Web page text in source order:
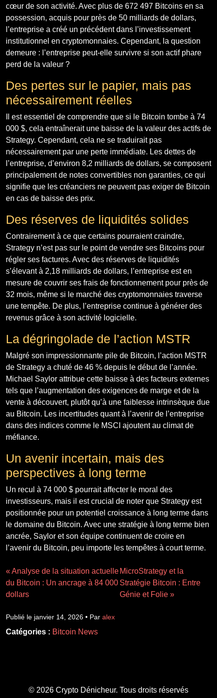
cœur de son activité. Avec plus de 672 497 Bitcoins en sa
possession, acquis pour près de 50 milliards de dollars,
l’entreprise a créé un précédent dans l’investissement
institutionnel en cryptomonnaies. Cependant, la question
demeure : l’entreprise peut-elle survivre si son actif phare
perd de la valeur ?
Des pertes sur le papier, mais pas
nécessairement réelles
Il est essentiel de comprendre que si le Bitcoin tombe à 74
000 $, cela entraînerait une baisse de la valeur des actifs de
Strategy. Cependant, cela ne se traduirait pas
nécessairement par une perte immédiate. Les dettes de
l’entreprise, d’environ 8,2 milliards de dollars, se composent
principalement de notes convertibles non garanties, ce qui
signifie que les créanciers ne peuvent pas exiger de Bitcoin
en cas de baisse des prix.
Des réserves de liquidités solides
Contrairement à ce que certains pourraient craindre,
Strategy n’est pas sur le point de vendre ses Bitcoins pour
régler ses factures. Avec des réserves de liquidités
s’élevant à 2,18 milliards de dollars, l’entreprise est en
mesure de couvrir ses frais de fonctionnement pour près de
32 mois, même si le marché des cryptomonnaies traverse
une tempête. De plus, l’entreprise continue à générer des
revenus grâce à son activité logicielle.
La dégringolade de l’action MSTR
Malgré son impressionnante pile de Bitcoin, l’action MSTR
de Strategy a chuté de 46 % depuis le début de l’année.
Michael Saylor attribue cette baisse à des facteurs externes
tels que l’augmentation des exigences de marge et de la
vente à découvert, plutôt qu’à une faiblesse intrinsèque due
au Bitcoin. Les incertitudes quant à l’avenir de l’entreprise
dans des indices comme le MSCI ajoutent au climat de
méfiance.
Un avenir incertain, mais des
perspectives à long terme
Un recul à 74 000 $ pourrait affecter le moral des
investisseurs, mais il est crucial de noter que Strategy est
positionnée pour un potentiel croissance à long terme dans
le domaine du Bitcoin. Avec une stratégie à long terme bien
ancrée, Saylor et son équipe continuent de croire en
l’avenir du Bitcoin, peu importe les tempêtes à court terme.
« Analyse de la situation actuelle
du Bitcoin : Un ancrage à 84 000
dollars
MicroStrategy et la
Stratégie Bitcoin : Entre
Génie et Folie »
Publié le janvier 14, 2026 • Par alex
Catégories : Bitcoin News
© 2026 Crypto Dénicheur. Tous droits réservés